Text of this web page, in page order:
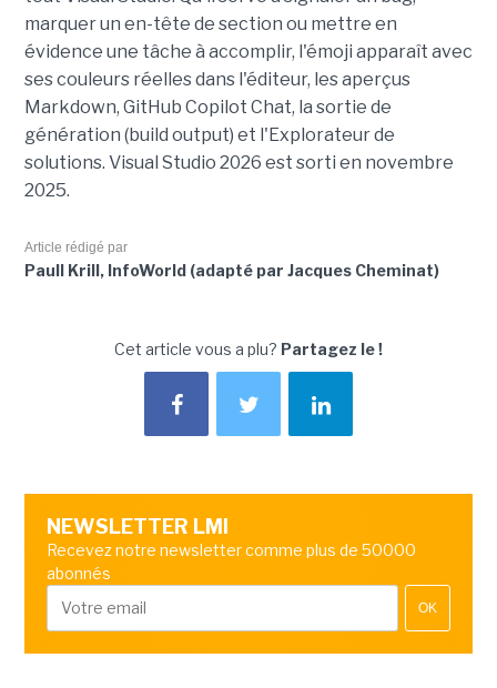
marquer un en-tête de section ou mettre en
évidence une tâche à accomplir, l'émoji apparaît avec
ses couleurs réelles dans l'éditeur, les aperçus
Markdown, GitHub Copilot Chat, la sortie de
génération (build output) et l'Explorateur de
solutions. Visual Studio 2026 est sorti en novembre
2025.
Article rédigé par
Paull Krill, InfoWorld (adapté par Jacques Cheminat)
Cet article vous a plu? Partagez le !
NEWSLETTER LMI
Recevez notre newsletter comme plus de 50000
abonnés
OK